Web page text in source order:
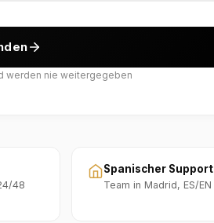
werden nie weitergegeben
48
Spanischer Support
Team in Madrid, ES/EN